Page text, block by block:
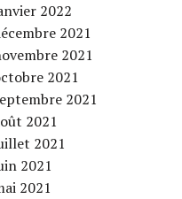
2022
2021
2021
2021
2021
2021
2021
2021
2021